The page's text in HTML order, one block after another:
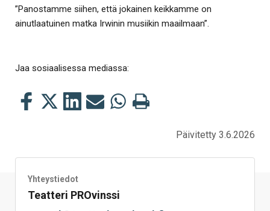
”Panostamme siihen, että jokainen keikkamme on
ainutlaatuinen matka Irwinin musiikin maailmaan”.
Jaa sosiaalisessa mediassa:
Jaa
Jaa
Jaa Jaa Jaa
WhatsApp:ssa
Tulosta
Päivitetty 3.6.2026
Yhteystiedot
Teatteri PROvinssi